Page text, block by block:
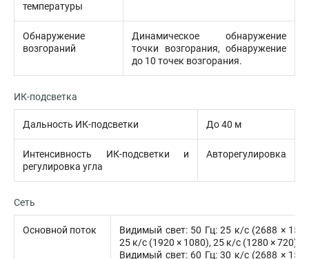
температуры
Обнаружение
возгораний
Динамическое обнаружение
точки возгорания, обнаружение
до 10 точек возгорания.
ИК-подсветка
Дальность ИК-подсветки До 40 м
Интенсивность ИК-подсветки и
регулировка угла
Авторегулировка
Сеть
Основной поток
Видимый свет: 50 Гц: 25 к/с (2688 ×
25 к/с (1920 × 1080), 25 к/с (1280 × 720)
Видимый свет: 60 Гц: 30 к/с (2688 ×